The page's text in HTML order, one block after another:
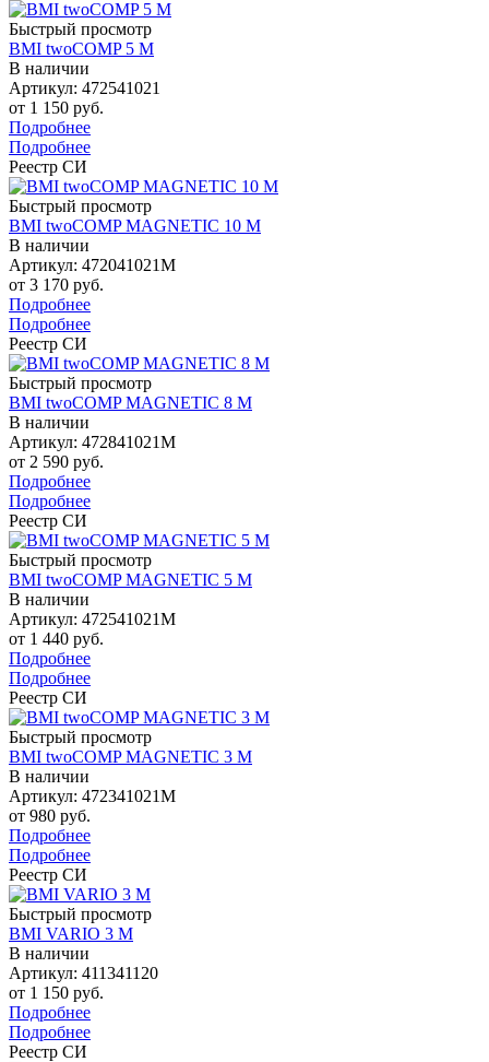
Быстрый просмотр
BMI twoCOMP 5 M
В наличии
Артикул: 472541021
от 1 150 руб.
Подробнее
Подробнее
Реестр СИ
Быстрый просмотр
BMI twoCOMP MAGNETIC 10 M
В наличии
Артикул: 472041021M
от 3 170 руб.
Подробнее
Подробнее
Реестр СИ
Быстрый просмотр
BMI twoCOMP MAGNETIC 8 M
В наличии
Артикул: 472841021M
от 2 590 руб.
Подробнее
Подробнее
Реестр СИ
Быстрый просмотр
BMI twoCOMP MAGNETIC 5 M
В наличии
Артикул: 472541021M
от 1 440 руб.
Подробнее
Подробнее
Реестр СИ
Быстрый просмотр
BMI twoCOMP MAGNETIC 3 M
В наличии
Артикул: 472341021M
от 980 руб.
Подробнее
Подробнее
Реестр СИ
Быстрый просмотр
BMI VARIO 3 M
В наличии
Артикул: 411341120
от 1 150 руб.
Подробнее
Подробнее
Реестр СИ